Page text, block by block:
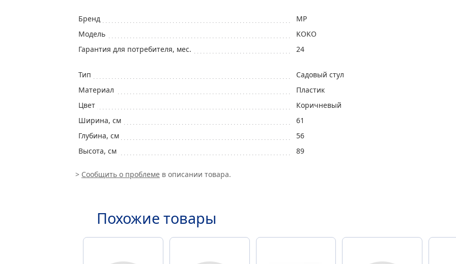
Бренд
MP
Модель
KOKO
Гарантия для потребителя, мес.
24
Тип
Садовый стул
Mатериал
Пластик
Цвет
Коричневый
Ширина, см
61
Глубина, см
56
Высота, см
89
> Сообщить о проблеме в описании товара.
Похожие товары